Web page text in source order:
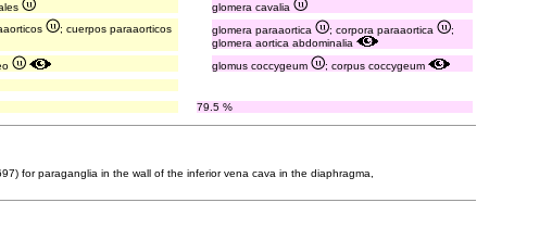
glomera cavalia
; cuerpos paraaorticos glomera paraaortica ; corpora paraaortica
;
glomera aortica abdominalia
glomus coccygeum
; corpus coccygeum
79.5 %
for paraganglia in the wall of the inferior vena cava in the diaphragma,